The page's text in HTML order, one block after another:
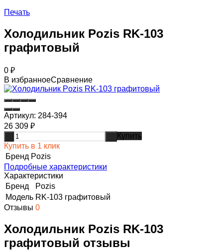
Печать
Холодильник Pozis RK-103
графитовый
0 ₽
В избранноеСравнение
Артикул: 284-394
26 309 ₽
Купить
Купить в 1 клик
Бренд Pozis
Подробные характеристики
Характеристики
Бренд
Pozis
Модель RK-103 графитовый
Отзывы 0
Холодильник Pozis RK-103
графитовый отзывы